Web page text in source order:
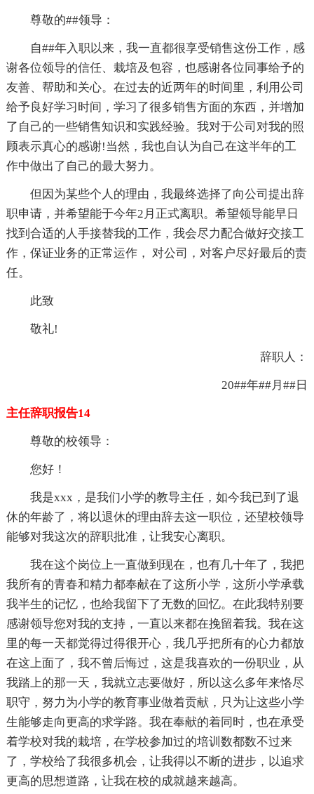
尊敬的##领导：
自##年入职以来，我一直都很享受销售这份工作，感
谢各位领导的信任、栽培及包容，也感谢各位同事给予的
友善、帮助和关心。在过去的近两年的时间里，利用公司
给予良好学习时间，学习了很多销售方面的东西，并增加
了自己的一些销售知识和实践经验。我对于公司对我的照
顾表示真心的感谢!当然，我也自认为自己在这半年的工
作中做出了自己的最大努力。
但因为某些个人的理由，我最终选择了向公司提出辞
职申请，并希望能于今年2月正式离职。希望领导能早日
找到合适的人手接替我的工作，我会尽力配合做好交接工
作，保证业务的正常运作， 对公司，对客户尽好最后的责
任。
此致
敬礼!
辞职人：
20##年##月##日
主任辞职报告14
尊敬的校领导：
您好！
我是xxx，是我们小学的教导主任，如今我已到了退
休的年龄了，将以退休的理由辞去这一职位，还望校领导
能够对我这次的辞职批准，让我安心离职。
我在这个岗位上一直做到现在，也有几十年了，我把
我所有的青春和精力都奉献在了这所小学，这所小学承载
我半生的记忆，也给我留下了无数的回忆。在此我特别要
感谢领导您对我的支持，一直以来都在挽留着我。我在这
里的每一天都觉得过得很开心，我几乎把所有的心力都放
在这上面了，我不曾后悔过，这是我喜欢的一份职业，从
我踏上的那一天，我就立志要做好，所以这么多年来恪尽
职守，努力为小学的教育事业做着贡献，只为让这些小学
生能够走向更高的求学路。我在奉献的着同时，也在承受
着学校对我的栽培，在学校参加过的培训数都数不过来
了，学校给了我很多机会，让我得以不断的进步，以追求
更高的思想道路，让我在校的成就越来越高。